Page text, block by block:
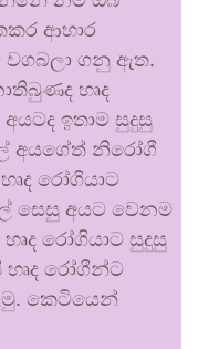
ආහාර
ගනු ඇත.
හෘද
ඉතාම සුදුසු
අයගේත් නිරෝගී
රෝගියාට
සෙසු අයට වෙනම
රෝගියාට සුදුසු
හෘද රෝගීන්ට
කෙටියෙන්